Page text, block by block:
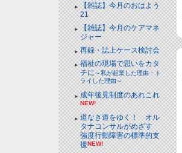
【雑誌】今月のおはよう
21
【雑誌】今月のケアマネ
ジャー
再録・誌上ケース検討会
福祉の現場で思いをカタ
チに～私が起業した理由・ト
ライした理由～
成年後見制度のあれこれ
NEW!
道なき道をゆく！ オル
タナコンサルがめざす
強度行動障害の標準的支
援NEW!